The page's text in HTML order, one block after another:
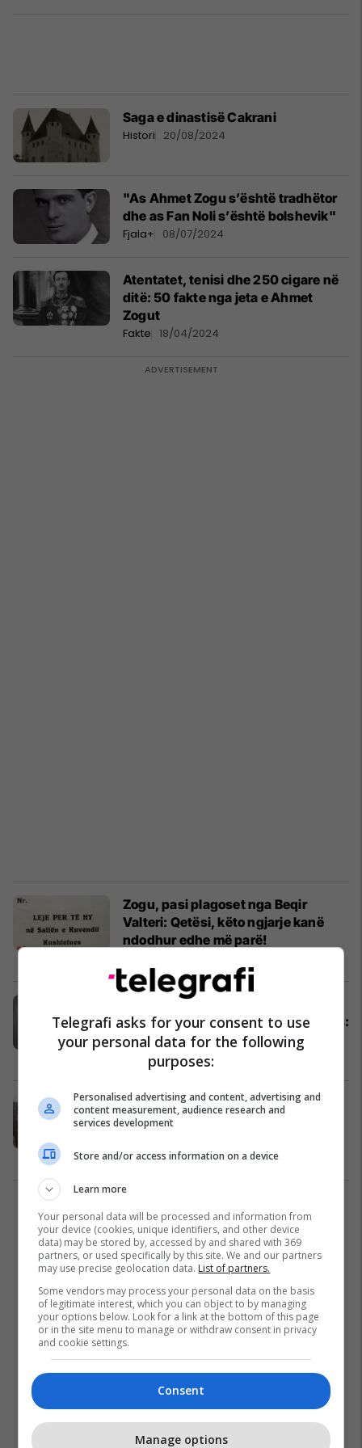
Saga e dinastisë Cakrani
Histori 20/08/2024
"As Ahmet Zogu s’është tradhëtor
dhe as Fan Noli s’është bolshevik"
Fjala+ 08/07/2024
Atentatet, tenisi dhe 250 cigare në
ditë: 50 fakte nga jeta e Ahmet
Zogut
Fakte 18/04/2024
Zogu, pasi plagoset nga Beqir
Valteri: Qetësi, këto ngjarje kanë
ndodhur edhe më parë!
Roli i Ahmet Zogut në zbatimin e
vendimeve të Kongresit të Lushnjës:
“Çilimiu” që nuk e njihte frikën!
Histori 19/02/2024
Vendimet e kongresit të Lushnjës,
ku nuk përmendet Tirana si
Fakte 13/02/2024
Telegrafi asks for your consent to use
your personal data for the following
purposes:
Personalised advertising and content, advertising and
content measurement, audience research and
services development
Store and/or access information on a device
Learn more
Your personal data will be processed and information from
your device (cookies, unique identifiers, and other device
data) may be stored by, accessed by and shared with 369
partners, or used specifically by this site. We and our partners
may use precise geolocation data. List of partners.
Some vendors may process your personal data on the basis
of legitimate interest, which you can object to by managing
your options below. Look for a link at the bottom of this page
or in the site menu to manage or withdraw consent in privacy
and cookie settings.
Consent
Manage options